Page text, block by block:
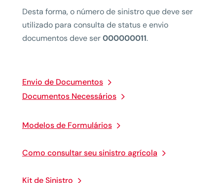
Desta forma, o número de sinistro que deve ser
utilizado para consulta de status e envio
documentos deve ser 000000011.
Envio de Documentos
Documentos Necessários
Modelos de Formulários
Como consultar seu sinistro agrícola
Kit de Sinistro